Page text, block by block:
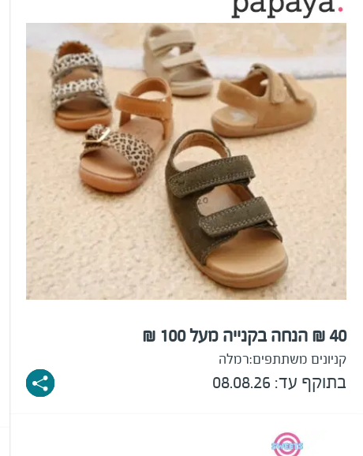
40 ₪ הנחה בקנייה מעל 100 ₪
קניונים משתתפים:רמלה
בתוקף עד: 08.08.26